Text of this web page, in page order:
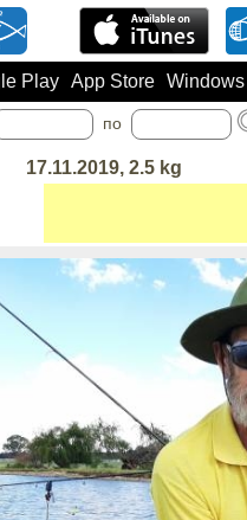
Play App Store
по
17.11.2019, 2.5 kg